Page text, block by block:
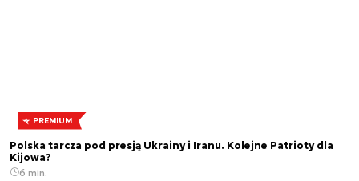
PREMIUM
Polska tarcza pod presją Ukrainy i Iranu. Kolejne Patrioty dla
Kijowa?
6 min.